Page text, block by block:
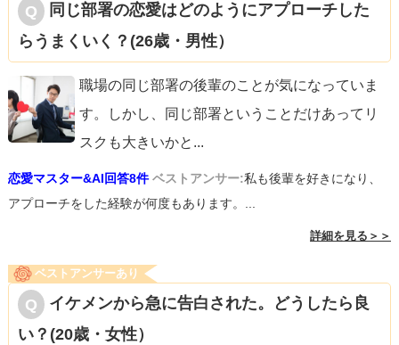
同じ部署の恋愛はどのようにアプローチした
らうまくいく？(26歳・男性）
職場の同じ部署の後輩のことが気になっていま
す。しかし、同じ部署ということだけあってリ
スクも大きいかと ...
恋愛マスター&AI回答8件 ベストアンサー:私も後輩を好きになり、
アプローチをした経験が何度もあります。...
詳細を見る＞＞
ベストアンサーあり
イケメンから急に告白された。どうしたら良
い？(20歳・女性）